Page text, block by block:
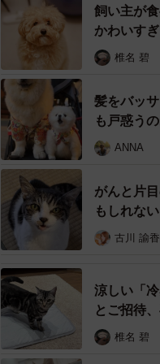
お外にいた時
動物病院で別のボラ
と聞いて…
──運命の出会いだったと
──動物病院に行ったのは
「病院へは注射や処置な
飼い主が
かわいす
椎名 碧
髪をバッ
も戸惑う
ANNA
がんと片
もしれな
古川 諭香
涼しい「
とご招待
椎名 碧